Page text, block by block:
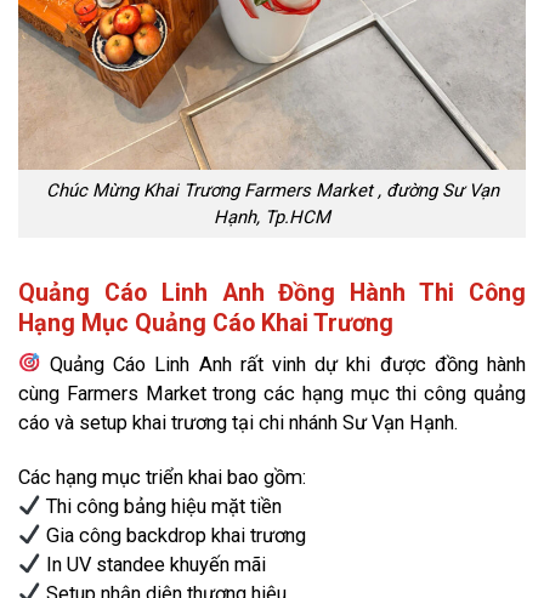
Chúc Mừng Khai Trương Farmers Market , đường Sư Vạn
Hạnh, Tp.HCM
Quảng Cáo Linh Anh Đồng Hành Thi Công
Hạng Mục Quảng Cáo Khai Trương
Quảng Cáo Linh Anh rất vinh dự khi được đồng hành
cùng Farmers Market trong các hạng mục thi công quảng
cáo và setup khai trương tại chi nhánh Sư Vạn Hạnh.
Các hạng mục triển khai bao gồm:
Thi công bảng hiệu mặt tiền
Gia công backdrop khai trương
In UV standee khuyến mãi